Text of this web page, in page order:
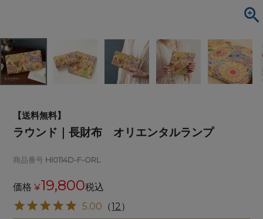
【送料無料】
ラウンド｜長財布 オリエンタルランプ
商品番号 HI0114D-F-ORL
価格 ¥19,800税込
5.00 （12）